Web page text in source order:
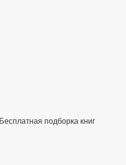
подборка книг